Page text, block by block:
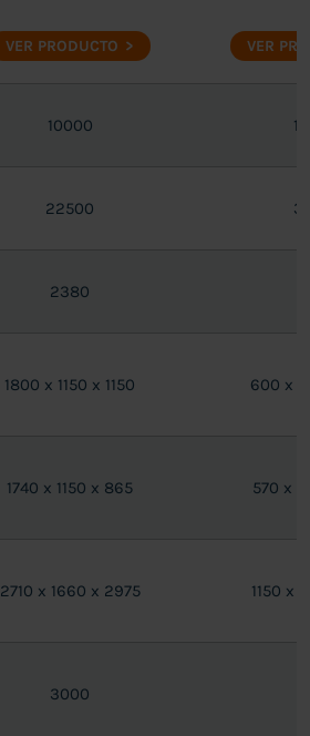
VER PRODUCTO VER
10000
22500
2380
1800 x 1150 x 1150 600 x
1740 x 1150 x 865 570 x
2710 x 1660 x 2975 1150 x
3000